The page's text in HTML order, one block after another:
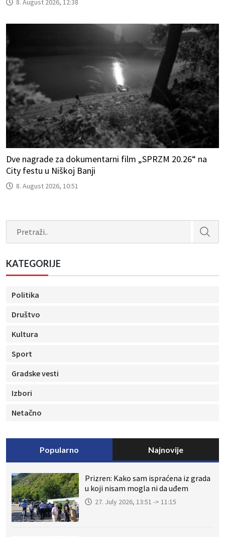
Dve nagrade za dokumentarni film „SPRZM 20.26“ na
City festu u Niškoj Banji
8. August 2026, 10:51
KATEGORIJE
Politika
Društvo
Kultura
Sport
Gradske vesti
Izbori
Netačno
Popularno Najnovije
Prizren: Kako sam ispraćena iz grada
u koji nisam mogla ni da uđem
27. July 2026, 13:51 -> 11:15